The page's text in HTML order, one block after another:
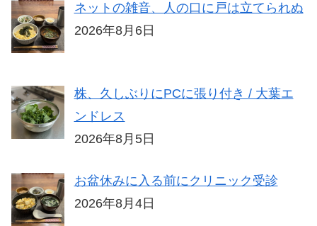
ネットの雑音、人の口に戸は立てられぬ
2026年8月6日
株、久しぶりにPCに張り付き / 大葉エ
ンドレス
2026年8月5日
お盆休みに入る前にクリニック受診
2026年8月4日